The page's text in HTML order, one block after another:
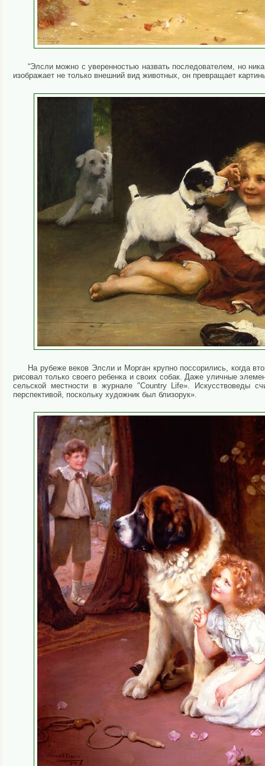
“Элсли можно с уверенностью назвать последователем, но
изображает не только внешний вид животных, он превращает
На рубеже веков Элсли и Морган крупно поссорились, когда
рисовал только своего ребенка и своих собак. Даже уличные
сельской местности в журнале "Country Life». Искусствоведы
перспективой, поскольку художник был близорук».